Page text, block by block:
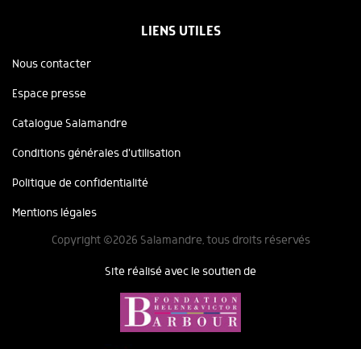
LIENS UTILES
Nous contacter
Espace presse
Catalogue Salamandre
Conditions générales d'utilisation
Politique de confidentialité
Mentions légales
Copyright ©2026 Salamandre, tous droits réservés
Site réalisé avec le soutien de